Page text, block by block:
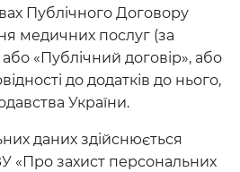
Публічного Договору
медичних послуг (за
«Публічний договір», або
до додатків до нього,
України.
даних здійснюється
«Про захист персональних